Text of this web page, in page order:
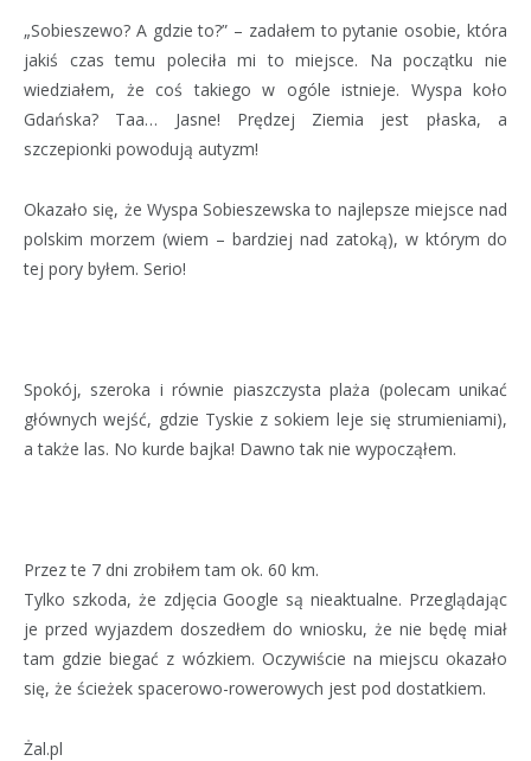
„Sobieszewo? A gdzie to?” – zadałem to pytanie osobie, która
jakiś czas temu poleciła mi to miejsce. Na początku nie
wiedziałem, że coś takiego w ogóle istnieje. Wyspa koło
Gdańska? Taa… Jasne! Prędzej Ziemia jest płaska, a
szczepionki powodują autyzm!
Okazało się, że Wyspa Sobieszewska to najlepsze miejsce nad
polskim morzem (wiem – bardziej nad zatoką), w którym do
tej pory byłem. Serio!
Spokój, szeroka i równie piaszczysta plaża (polecam unikać
głównych wejść, gdzie Tyskie z sokiem leje się strumieniami),
a także las. No kurde bajka! Dawno tak nie wypocząłem.
Przez te 7 dni zrobiłem tam ok. 60 km.
Tylko szkoda, że zdjęcia Google są nieaktualne. Przeglądając
je przed wyjazdem doszedłem do wniosku, że nie będę miał
tam gdzie biegać z wózkiem. Oczywiście na miejscu okazało
się, że ścieżek spacerowo-rowerowych jest pod dostatkiem.
Żal.pl